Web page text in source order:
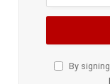
By